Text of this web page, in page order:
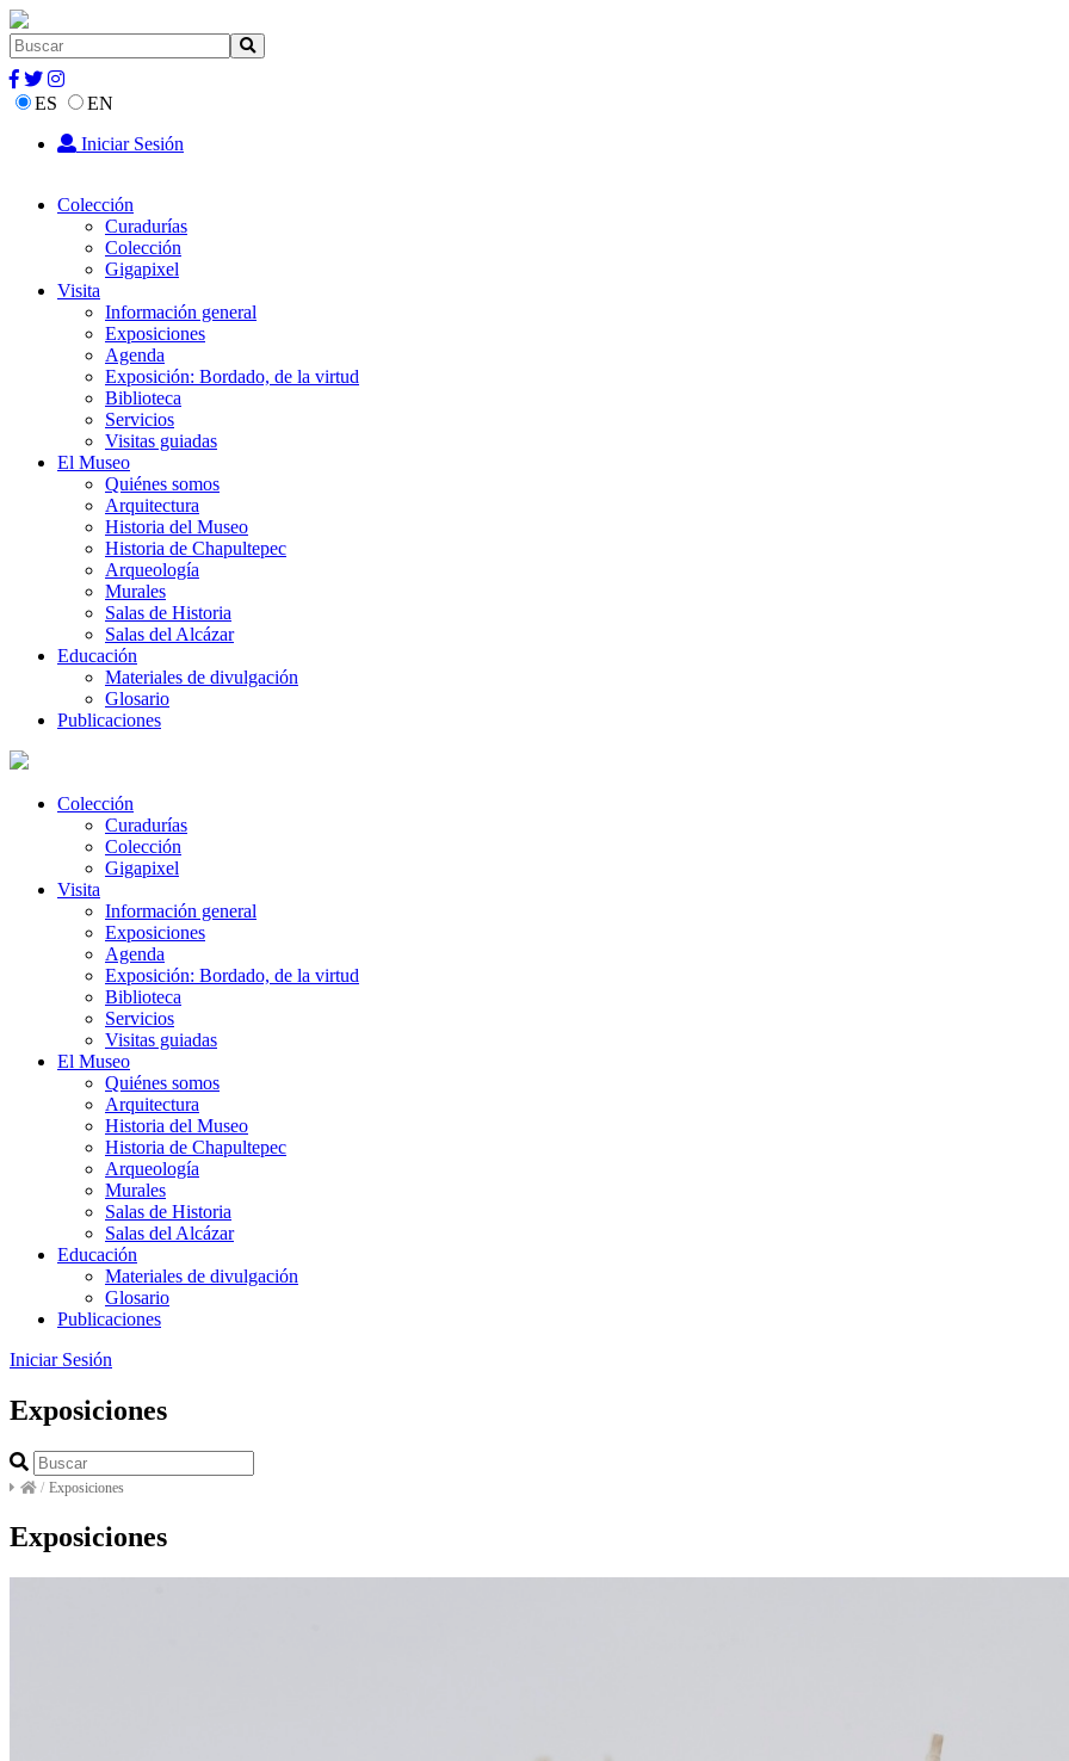
ES
EN
Iniciar Sesión
Colección
Curadurías
Colección
Gigapixel
Visita
Información general
Exposiciones
Agenda
Exposición: Bordado, de la virtud
Biblioteca
Servicios
Visitas guiadas
El Museo
Quiénes somos
Arquitectura
Historia del Museo
Historia de Chapultepec
Arqueología
Murales
Salas de Historia
Salas del Alcázar
Educación
Materiales de divulgación
Glosario
Publicaciones
Colección
Curadurías
Colección
Gigapixel
Visita
Información general
Exposiciones
Agenda
Exposición: Bordado, de la virtud
Biblioteca
Servicios
Visitas guiadas
El Museo
Quiénes somos
Arquitectura
Historia del Museo
Historia de Chapultepec
Arqueología
Murales
Salas de Historia
Salas del Alcázar
Educación
Materiales de divulgación
Glosario
Publicaciones
Iniciar Sesión
Exposiciones
/ Exposiciones
Exposiciones